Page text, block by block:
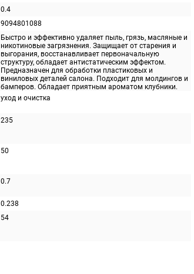
0.4
9094801088
Быстро и эффективно удаляет пыль, грязь, масляные и
никотиновые загрязнения. Защищает от старения и
выгорания, восстанавливает первоначальную
структуру, обладает антистатическим эффектом.
Предназначен для обработки пластиковых и
виниловых деталей салона. Подходит для молдингов и
бамперов. Обладает приятным ароматом клубники.
уход и очистка
235
50
0.7
0.238
54